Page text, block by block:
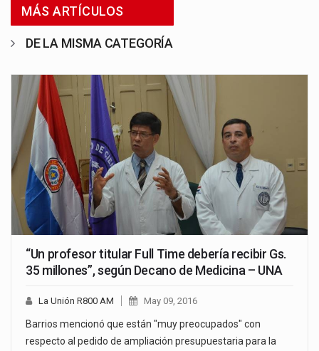
MÁS ARTÍCULOS
DE LA MISMA CATEGORÍA
“Un profesor titular Full Time debería recibir Gs.
35 millones”, según Decano de Medicina – UNA
La Unión R800 AM May 09, 2016
Barrios mencionó que están "muy preocupados" con
respecto al pedido de ampliación presupuestaria para la